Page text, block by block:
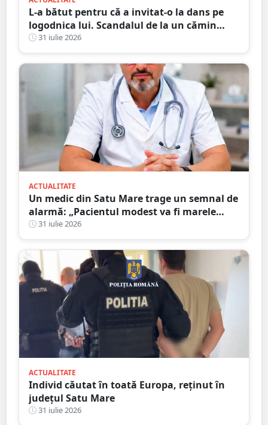
L-a bătut pentru că a invitat-o la dans pe
logodnica lui. Scandalul de la un cămin
cultural s-a încheiat cu condamnări și
despăgubiri
31 iulie 2026
ACTUALITATE
Un medic din Satu Mare trage un semnal de
alarmă: „Pacientul modest va fi marele
perdant”
31 iulie 2026
ACTUALITATE
Individ căutat în toată Europa, reținut în
județul Satu Mare
31 iulie 2026